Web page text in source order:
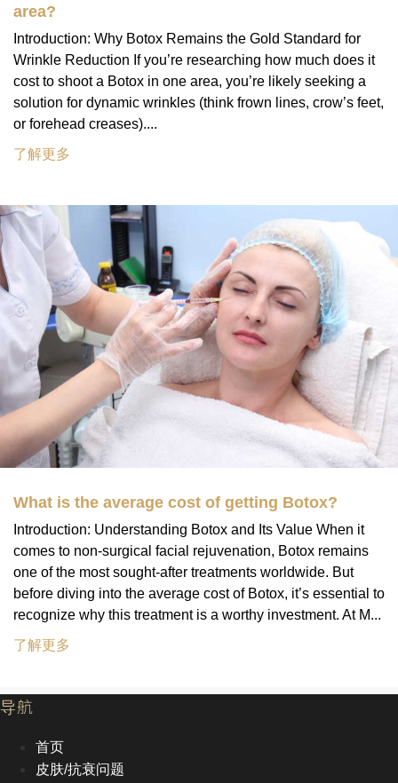
area?
Introduction: Why Botox Remains the Gold Standard for
Wrinkle Reduction If you’re researching how much does it
cost to shoot a Botox in one area, you’re likely seeking a
solution for dynamic wrinkles (think frown lines, crow’s feet,
or forehead creases)....
了解更多
What is the average cost of getting Botox?
Introduction: Understanding Botox and Its Value When it
comes to non-surgical facial rejuvenation, Botox remains
one of the most sought-after treatments worldwide. But
before diving into the average cost of Botox, it’s essential to
recognize why this treatment is a worthy investment. At M...
了解更多
导航
首页
皮肤/抗衰问题